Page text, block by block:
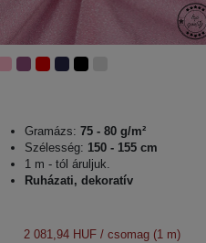
Gramázs: 75 - 80 g/m²
Szélesség: 150 - 155 cm
1 m - tól áruljuk.
Ruházati, dekoratív
2 081,94 HUF / csomag (1 m)